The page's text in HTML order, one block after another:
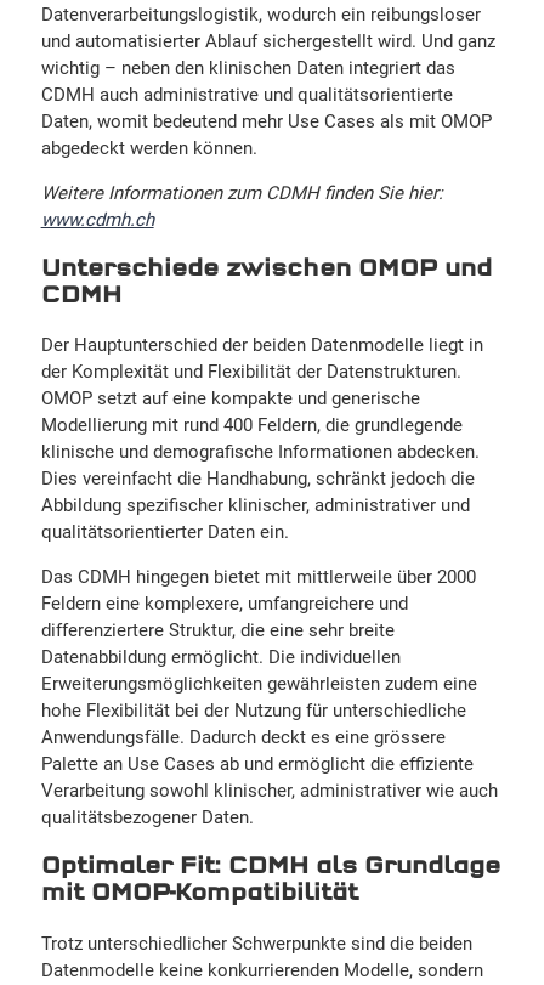
Datenverarbeitungslogistik, wodurch ein reibungsloser
und automatisierter Ablauf sichergestellt wird. Und ganz
wichtig – neben den klinischen Daten integriert das
CDMH auch administrative und qualitätsorientierte
Daten, womit bedeutend mehr Use Cases als mit OMOP
abgedeckt werden können.
Weitere Informationen zum CDMH finden Sie hier:
www.cdmh.ch
Unterschiede zwischen OMOP und
CDMH
Der Hauptunterschied der beiden Datenmodelle liegt in
der Komplexität und Flexibilität der Datenstrukturen.
OMOP setzt auf eine kompakte und generische
Modellierung mit rund 400 Feldern, die grundlegende
klinische und demografische Informationen abdecken.
Dies vereinfacht die Handhabung, schränkt jedoch die
Abbildung spezifischer klinischer, administrativer und
qualitätsorientierter Daten ein.
Das CDMH hingegen bietet mit mittlerweile über 2000
Feldern eine komplexere, umfangreichere und
differenziertere Struktur, die eine sehr breite
Datenabbildung ermöglicht. Die individuellen
Erweiterungsmöglichkeiten gewährleisten zudem eine
hohe Flexibilität bei der Nutzung für unterschiedliche
Anwendungsfälle. Dadurch deckt es eine grössere
Palette an Use Cases ab und ermöglicht die effiziente
Verarbeitung sowohl klinischer, administrativer wie auch
qualitätsbezogener Daten.
Optimaler Fit: CDMH als Grundlage
mit OMOP-Kompatibilität
Trotz unterschiedlicher Schwerpunkte sind die beiden
Datenmodelle keine konkurrierenden Modelle, sondern